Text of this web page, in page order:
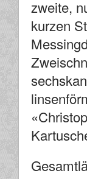
zweite,
kurzen